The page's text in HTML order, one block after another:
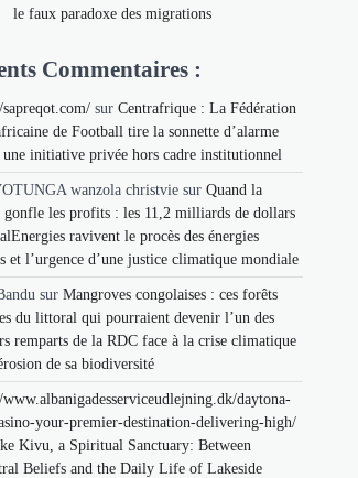
le faux paradoxe des migrations
Commentaires :
sur Centrafrique : La Fédération
de Football tire la sonnette d’alarme
une initiative privée hors cadre institutionnel
wanzola christvie sur Quand la
gonfle les profits : les 11,2 milliards de dollars
ravivent le procès des énergies
et l’urgence d’une justice climatique mondiale
sur Mangroves congolaises : ces forêts
du littoral qui pourraient devenir l’un des
remparts de la RDC face à la crise climatique
de sa biodiversité
daytona-
your-premier-destination-delivering-high/
Kivu, a Spiritual Sanctuary: Between
Beliefs and the Daily Life of Lakeside